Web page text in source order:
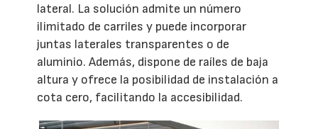
lateral. La solución admite un número
ilimitado de carriles y puede incorporar
juntas laterales transparentes o de
aluminio. Además, dispone de raíles de baja
altura y ofrece la posibilidad de instalación a
cota cero, facilitando la accesibilidad.